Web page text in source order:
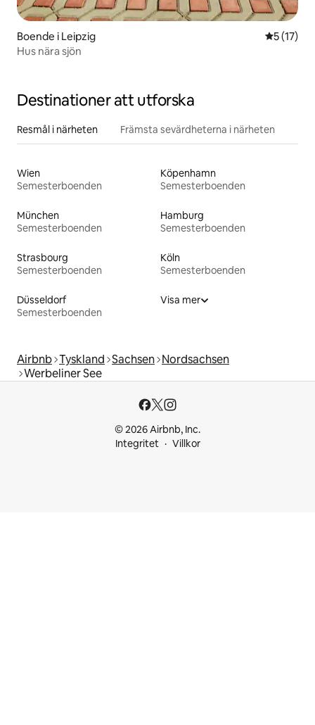
Boende i Leipzig 5 av 5 i
5 (17)
Hus nära sjön
Destinationer att utforska
Resmål i närheten Främsta sevärdheterna i närheten
Wien
Semesterboenden
Köpenhamn
Semesterboenden
München
Semesterboenden
Hamburg
Semesterboenden
Strasbourg
Semesterboenden
Köln
Semesterboenden
Düsseldorf
Semesterboenden
Visa mer
Airbnb Tyskland Sachsen Nordsachsen
Werbeliner See
© 2026 Airbnb, Inc.
Integritet
Villkor